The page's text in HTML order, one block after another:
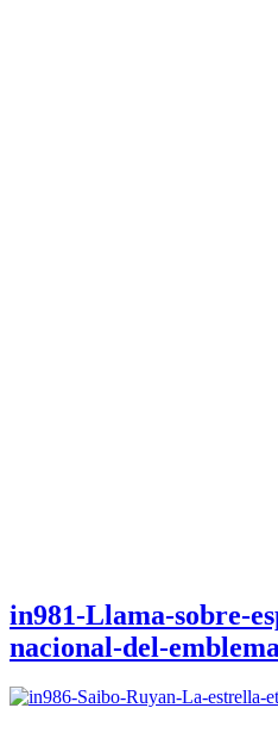
in981-Llama-sobre-
nacional-del-